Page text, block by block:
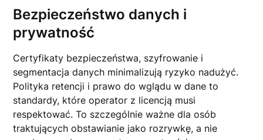
Bezpieczeństwo danych i
prywatność
Certyfikaty bezpieczeństwa, szyfrowanie i
segmentacja danych minimalizują ryzyko nadużyć.
Polityka retencji i prawo do wglądu w dane to
standardy, które operator z licencją musi
respektować. To szczególnie ważne dla osób
traktujących obstawianie jako rozrywkę, a nie